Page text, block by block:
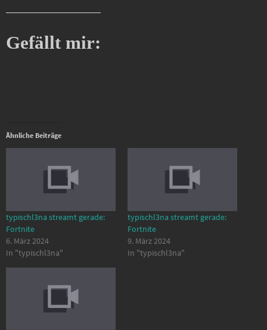
Gefällt mir:
Ähnliche Beiträge
typischl3na streamt gerade:
Fortnite
6. März 2024
In "typischl3na"
typischl3na streamt gerade:
Fortnite
9. März 2024
In "typischl3na"